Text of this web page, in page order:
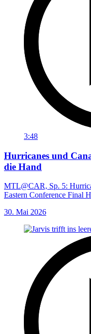
3:48
Hurricanes und
die Hand
MTL@CAR, Sp. 5:
Eastern Conference Final
30. Mai 2026